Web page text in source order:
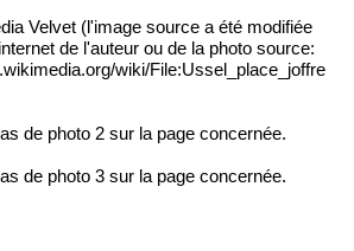
Velvet (l'image source a été modifiée
de l'auteur ou de la photo source:
wiki/File:Ussel_place_joffre
de photo 2 sur la page concernée.
de photo 3 sur la page concernée.